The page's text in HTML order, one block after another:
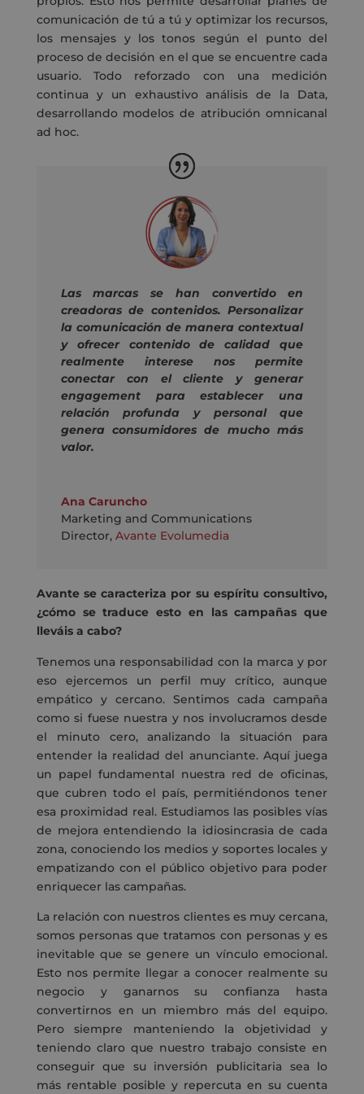
comunicación de tú a tú y optimizar los recursos,
los mensajes y los tonos según el punto del
proceso de decisión en el que se encuentre cada
usuario. Todo reforzado con una medición
continua y un exhaustivo análisis de la Data,
desarrollando modelos de atribución omnicanal
ad hoc.
Las marcas se han convertido en
creadoras de contenidos. Personalizar
la comunicación de manera contextual
y ofrecer contenido de calidad que
realmente interese nos permite
conectar con el cliente y generar
engagement para establecer una
relación profunda y personal que
genera consumidores de mucho más
valor.
Ana Caruncho
Marketing and Communications
Director, Avante Evolumedia
Avante se caracteriza por su espíritu consultivo,
¿cómo se traduce esto en las campañas que
lleváis a cabo?
Tenemos una responsabilidad con la marca y por
eso ejercemos un perfil muy crítico, aunque
empático y cercano. Sentimos cada campaña
como si fuese nuestra y nos involucramos desde
el minuto cero, analizando la situación para
entender la realidad del anunciante. Aquí juega
un papel fundamental nuestra red de oficinas,
que cubren todo el país, permitiéndonos tener
esa proximidad real. Estudiamos las posibles vías
de mejora entendiendo la idiosincrasia de cada
zona, conociendo los medios y soportes locales y
empatizando con el público objetivo para poder
enriquecer las campañas.
La relación con nuestros clientes es muy cercana,
somos personas que tratamos con personas y es
inevitable que se genere un vínculo emocional.
Esto nos permite llegar a conocer realmente su
negocio y ganarnos su confianza hasta
convertirnos en un miembro más del equipo.
Pero siempre manteniendo la objetividad y
teniendo claro que nuestro trabajo consiste en
conseguir que su inversión publicitaria sea lo
más rentable posible y repercuta en su cuenta